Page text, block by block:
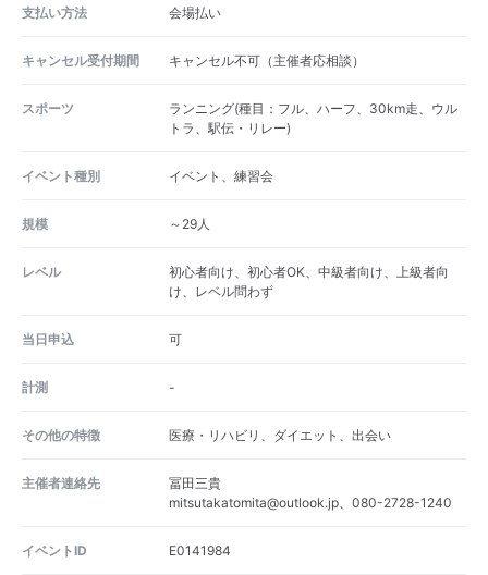
支払い方法 会場払い
キャンセル受付期間 キャンセル不可（主催者応相談）
スポーツ
ランニング(種目：フル、ハーフ、30km走、ウル
トラ、駅伝・リレー)
イベント種別 イベント、練習会
規模 ～29人
レベル
初心者向け、初心者OK、中級者向け、上級者向
け、レベル問わず
当日申込 可
計測 -
その他の特徴 医療・リハビリ、ダイエット、出会い
主催者連絡先
冨田三貴
mitsutakatomita@outlook.jp、080-2728-1240
イベントID E0141984